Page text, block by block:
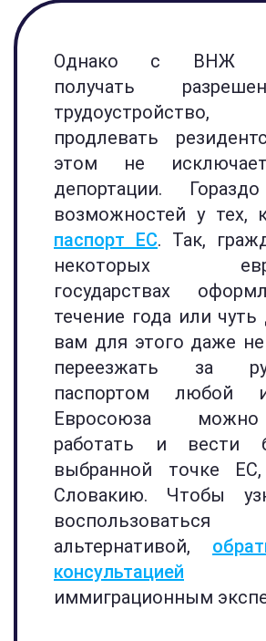
Однако с ВНЖ
получать
продлевать
этом не
депортации.
возможностей у тех,
паспорт ЕС. Так,
некоторых
государствах
течение года или
вам для этого даже
переезжать за
паспортом любой
Евросоюза
работать и вести
выбранной точке
Словакию. Чтобы
альтернативой,
консультацией
иммиграционным